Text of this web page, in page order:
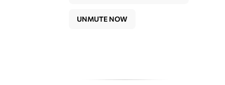
UNMUTE NOW